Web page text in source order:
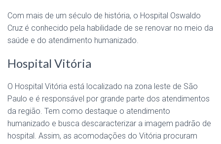
Com mais de um século de história, o Hospital Oswaldo
Cruz é conhecido pela habilidade de se renovar no meio da
saúde e do atendimento humanizado.
Hospital Vitória
O Hospital Vitória está localizado na zona leste de São
Paulo e é responsável por grande parte dos atendimentos
da região. Tem como destaque o atendimento
humanizado e busca descaracterizar a imagem padrão de
hospital. Assim, as acomodações do Vitória procuram